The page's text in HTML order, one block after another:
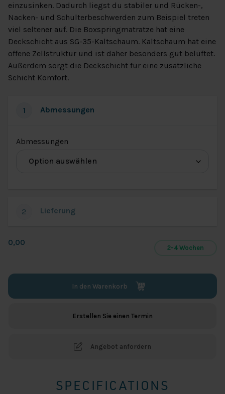
einzusinken. Dadurch liegst du stabiler und Rücken-,
Nacken- und Schulterbeschwerden zum Beispiel treten
viel seltener auf. Die Boxspringmatratze hat eine
Deckschicht aus SG-35-Kaltschaum. Kaltschaum hat eine
offene Zellstruktur und ist daher besonders gut belüftet.
Außerdem sorgt die Deckschicht für eine zusätzliche
Schicht Komfort.
1 Abmessungen
Abmessungen
Action
2 Lieferung
0,00
2-4 Wochen
In den Warenkorb
Erstellen Sie einen Termin
Angebot anfordern
SPECIFICATIONS